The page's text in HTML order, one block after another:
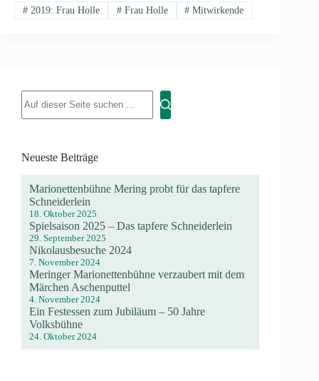
#2019: Frau Holle #Frau Holle # Mitwirkende
Neueste Beiträge
Marionettenbühne Mering probt für das tapfere
Schneiderlein
18. Oktober 2025
Spielsaison 2025 – Das tapfere Schneiderlein
29. September 2025
Nikolausbesuche 2024
7. November 2024
Meringer Marionettenbühne verzaubert mit dem
Märchen Aschenputtel
4. November 2024
Ein Festessen zum Jubiläum – 50 Jahre
Volksbühne
24. Oktober 2024